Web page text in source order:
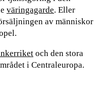
väringagarde. Eller
av människor
och den stora
i Centraleuropa.